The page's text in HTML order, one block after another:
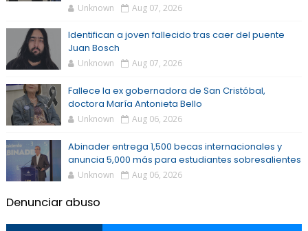
Unknown Aug 07, 2026
Identifican a joven fallecido tras caer del puente
Juan Bosch
Unknown Aug 07, 2026
Fallece la ex gobernadora de San Cristóbal,
doctora María Antonieta Bello
Unknown Aug 06, 2026
Abinader entrega 1,500 becas internacionales y
anuncia 5,000 más para estudiantes sobresalientes
Unknown Aug 06, 2026
Denunciar abuso